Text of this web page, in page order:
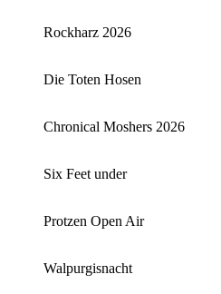
Rockharz 2026
Die Toten Hosen
Chronical Moshers 2026
Six Feet under
Protzen Open Air
Walpurgisnacht